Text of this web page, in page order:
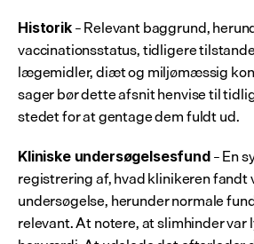
Historik – Relevant baggrund,
vaccinationsstatus, tidligere
lægemidler, diæt og miljømæssig
sager bør dette afsnit henvise til
stedet for at gentage dem fuldt ud.
Kliniske undersøgelsesfund – En
registrering af, hvad klinikeren fandt
undersøgelse, herunder normale
relevant. At notere, at slimhinder